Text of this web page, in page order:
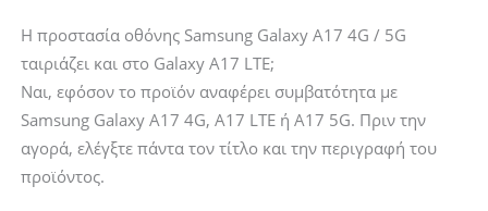
Η προστασία οθόνης Samsung Galaxy A17 4G / 5G
ταιριάζει και στο Galaxy A17 LTE;
Ναι, εφόσον το προϊόν αναφέρει συμβατότητα με
Samsung Galaxy A17 4G, A17 LTE ή A17 5G. Πριν την
αγορά, ελέγξτε πάντα τον τίτλο και την περιγραφή του
προϊόντος.